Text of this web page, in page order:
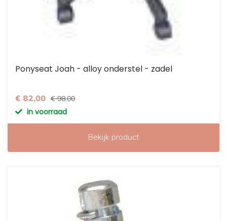
Ponyseat Joah - alloy onderstel - zadel
€ 82,00 € 98,00
in voorraad
Bekijk product